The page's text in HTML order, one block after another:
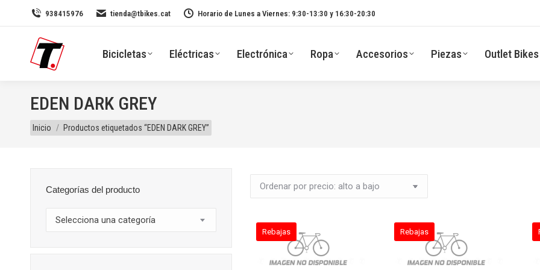
938415976 tienda@tbikes.cat Horario de Lunes a Viernes: 9:30-13:30 y 16:30-20:30
Bicicletas Eléctricas Electrónica Ropa Accesorios Piezas Outlet Bikes
EDEN DARK GREY
Estás aquí:
Inicio Productos etiquetados “EDEN DARK GREY”
Rebajas Rebajas
Categorías del producto
Selecciona una categoría